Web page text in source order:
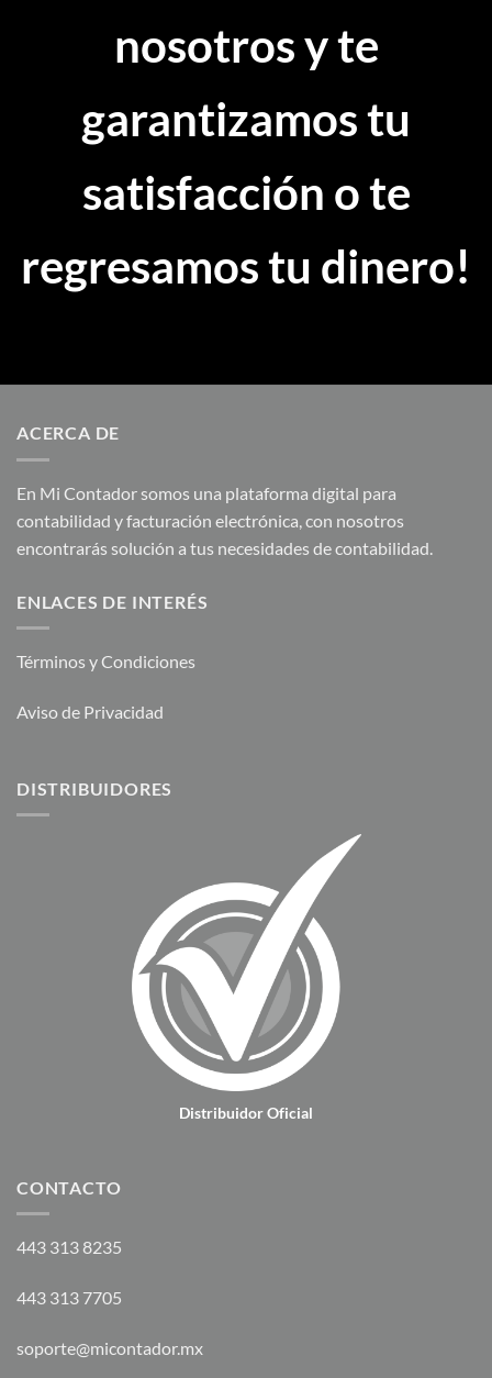
nosotros y te
garantizamos tu
satisfacción o te
regresamos tu dinero!
ACERCA DE
En Mi Contador somos una plataforma digital para
contabilidad y facturación electrónica, con nosotros
encontrarás solución a tus necesidades de contabilidad.
ENLACES DE INTERÉS
Términos y Condiciones
Aviso de Privacidad
DISTRIBUIDORES
Distribuidor Oficial
CONTACTO
443 313 8235
443 313 7705
soporte@micontador.mx